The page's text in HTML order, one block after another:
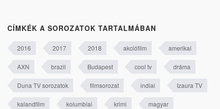
CÍMKÉK A SOROZATOK TARTALMÁBAN
2016 2017 2018 akciófilm amerikai
AXN brazil Budapest cool tv dráma
Duna TV sorozatok filmsorozat indiai Izaura TV
kalandfilm kolumbiai krimi magyar